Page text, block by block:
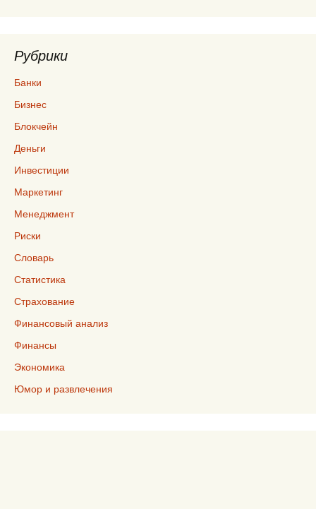
Рубрики
Банки
Бизнес
Блокчейн
Деньги
Инвестиции
Маркетинг
Менеджмент
Риски
Словарь
Статистика
Страхование
Финансовый анализ
Финансы
Экономика
Юмор и развлечения